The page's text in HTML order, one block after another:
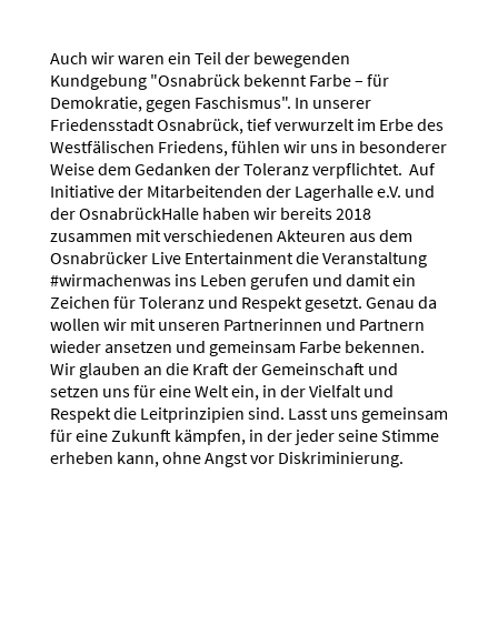
Auch wir waren ein Teil der bewegenden
Kundgebung "Osnabrück bekennt Farbe – für
Demokratie, gegen Faschismus". In unserer
Friedensstadt Osnabrück, tief verwurzelt im Erbe des
Westfälischen Friedens, fühlen wir uns in besonderer
Weise dem Gedanken der Toleranz verpflichtet. Auf
Initiative der Mitarbeitenden der Lagerhalle e.V. und
der OsnabrückHalle haben wir bereits 2018
zusammen mit verschiedenen Akteuren aus dem
Osnabrücker Live Entertainment die Veranstaltung
#wirmachenwas ins Leben gerufen und damit ein
Zeichen für Toleranz und Respekt gesetzt. Genau da
wollen wir mit unseren Partnerinnen und Partnern
wieder ansetzen und gemeinsam Farbe bekennen.
Wir glauben an die Kraft der Gemeinschaft und
setzen uns für eine Welt ein, in der Vielfalt und
Respekt die Leitprinzipien sind. Lasst uns gemeinsam
für eine Zukunft kämpfen, in der jeder seine Stimme
erheben kann, ohne Angst vor Diskriminierung.